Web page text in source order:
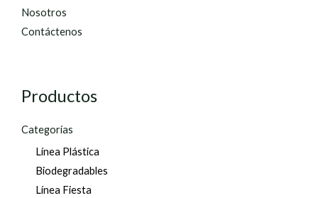
Nosotros
Contáctenos
Productos
Categorías
Línea Plástica
Biodegradables
Línea Fiesta